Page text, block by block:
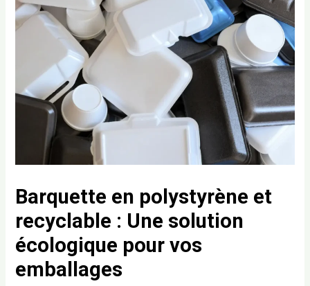
Barquette en polystyrène et
recyclable : Une solution
écologique pour vos
emballages